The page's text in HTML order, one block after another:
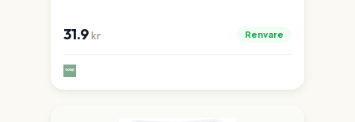
31.9kr Renvare